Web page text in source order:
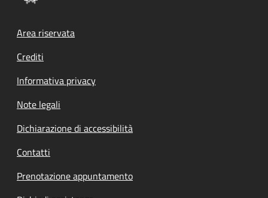
Footer menu
Area riservata
Crediti
Informativa privacy
Note legali
Dichiarazione di accessibilità
Contatti
Prenotazione appuntamento